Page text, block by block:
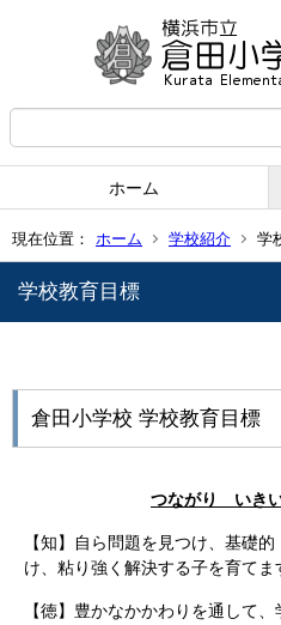
ホーム
現在位置： ホーム 学校紹介 学
学校教育目標
倉田小学校 学校教育目標
つながり いき
【知】自ら問題を見つけ、基礎
け、粘り強く解決する子を育てま
【徳】豊かなかかわりを通して